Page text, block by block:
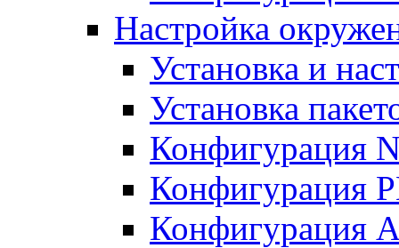
Настройка
Установка и
Установка
Конфигурация
Конфигурация
Конфигурация